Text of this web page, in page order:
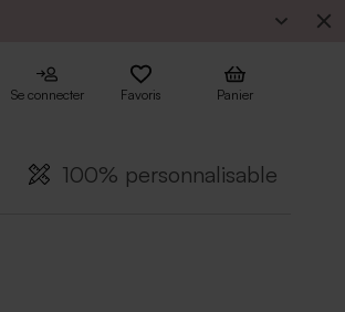
Se connecter Favoris Panier
100% personnalisable